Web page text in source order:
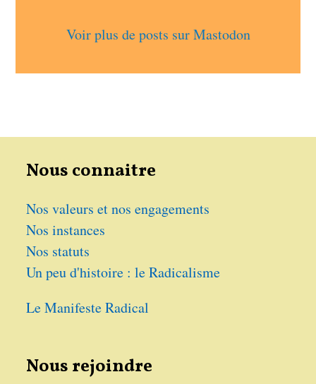
Voir plus de posts sur Mastodon
Nous connaitre
Nos valeurs et nos engagements
Nos instances
Nos statuts
Un peu d'histoire : le Radicalisme
Le Manifeste Radical
Nous rejoindre